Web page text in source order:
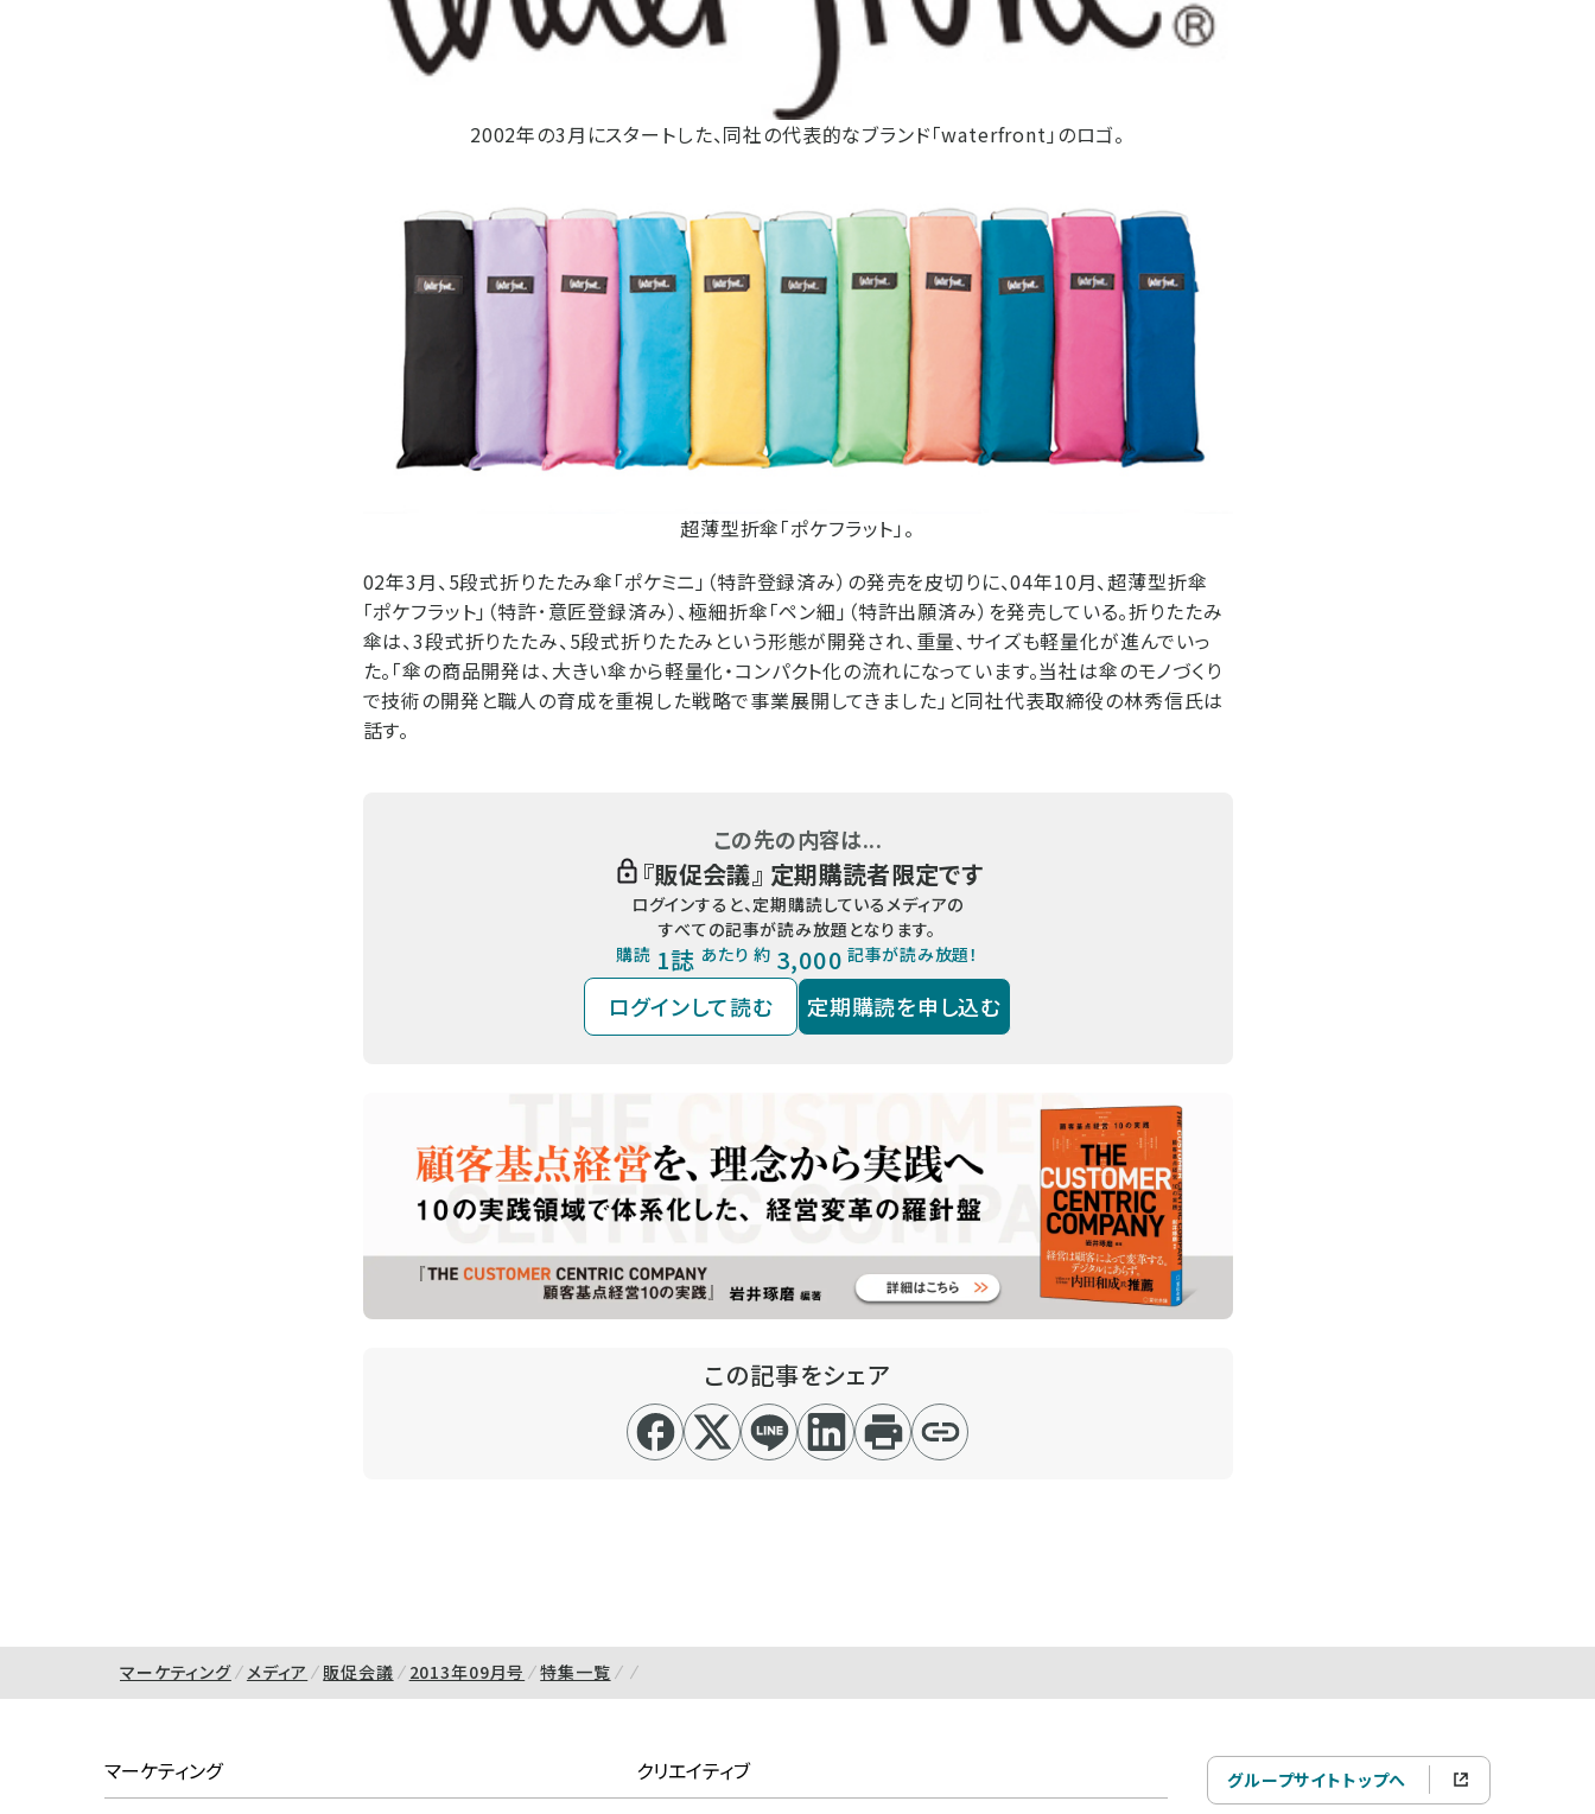
2002年の3月にスタートした、同社の代表的なブランド「waterfront」のロゴ。
超薄型折傘「ポケフラット」。
02年3月、5段式折りたたみ傘「ポケミニ」（特許登録済み）の発売を皮切りに、04年10月、超薄型折傘
「ポケフラット」（特許･意匠登録済み）、極細折傘「ペン細」（特許出願済み）を発売している。折りたたみ
傘は、3段式折りたたみ、5段式折りたたみという形態が開発され、重量、サイズも軽量化が進んでいっ
た。「傘の商品開発は、大きい傘から軽量化・コンパクト化の流れになっています。当社は傘のモノづくり
で技術の開発と職人の育成を重視した戦略で事業展開してきました」と同社代表取締役の林秀信氏は
話す。
この先の内容は...
『販促会議』 定期購読者限定です
ログインすると、定期購読しているメディアの
すべての記事が読み放題となります。
購読 1誌 あたり 約 3,000 記事が読み放題！
ログインして読む 定期購読を申し込む
この記事をシェア
マーケティング メディア 販促会議 2013年09月号 特集一覧
マーケティング クリエイティブ グループサイトトップへ